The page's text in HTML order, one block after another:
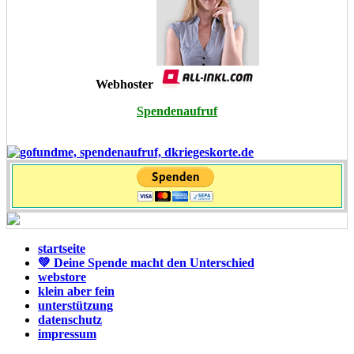
Webhoster
Spendenaufruf
startseite
💚 Deine Spende macht den Unterschied
webstore
klein aber fein
unterstützung
datenschutz
impressum